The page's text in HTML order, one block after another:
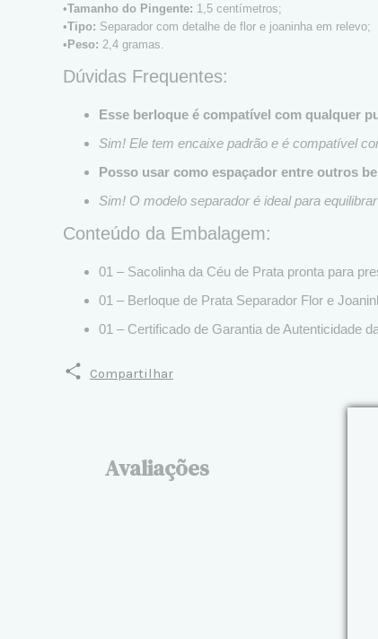
•Tamanho do Pingente: 1,5 centímetros;
•Tipo: Separador com detalhe de flor e joaninha em relevo;
•Peso: 2,4 gramas.
Dúvidas Frequentes:
Esse berloque é compatível com qualquer
Sim! Ele tem encaixe padrão e é compatível
Posso usar como espaçador entre outros
Sim! O modelo separador é ideal para
Conteúdo da Embalagem:
01 – Sacolinha da Céu de Prata pronta para
01 – Berloque de Prata Separador Flor e
01 – Certificado de Garantia de Autenticidade
Compartilhar
Avaliações